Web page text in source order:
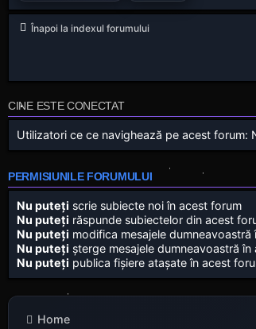
Înapoi la indexul forumului
CINE ESTE CONECTAT
Utilizatori ce ce navighează pe acest forum:
PERMISIUNILE FORUMULUI
Nu puteţi scrie subiecte noi în acest forum
Nu puteţi răspunde subiectelor din acest
Nu puteţi modifica mesajele dumneavoastră
Nu puteţi şterge mesajele dumneavoastră
Nu puteţi publica fişiere ataşate în acest
Home